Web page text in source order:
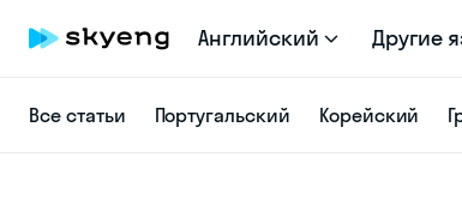
Английский Другие
Все статьи Португальский Корейский